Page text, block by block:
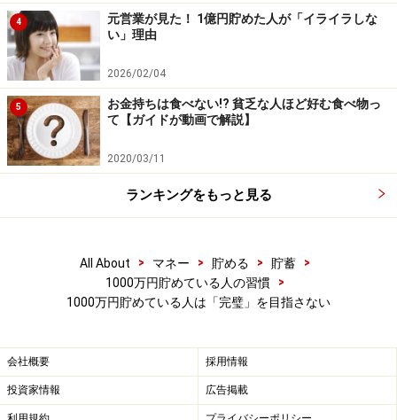
というのが理由です。
もし、貯蓄0円から超短期間で100万円貯めたい場合は、
ストイックに節約したり、出費や貯蓄と向き合ったりす
ることでも、目標額が少額で短期間であれば貯められる
かもしれません。短い距離なら、息を止めても走ること
ができるのと似ています。
一方で、“貯蓄1000万円以上”となると、長期間にわたり
かで挫折してしまいます。
貯蓄上手への道は、“完璧”を目指さないこと。ぜひ「ほ
ください。
【関連記事をチェック！】
4
元営業が見た！ 1億円貯めた人が「イライラしな
い」理由
2026/02/04
5
お金持ちは食べない!? 貧乏な人ほど好む食べ物っ
て【ガイドが動画で解説】
2020/03/11
ランキングをもっと見る
All About > マネー > 貯める > 貯蓄
>
1000万円貯めている人の習慣
>
1000万円貯めている人は「完璧」を目指さない
会社概要 採用情報
投資家情報 広告掲載